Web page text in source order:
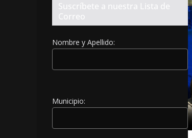
Suscríbete a nuestra Lista de
Correo
Nombre y Apellido:
Municipio: